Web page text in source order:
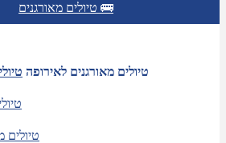
טיולים מאורגנים 🚌
טיולים מאורגנים לאירופה
טיולים